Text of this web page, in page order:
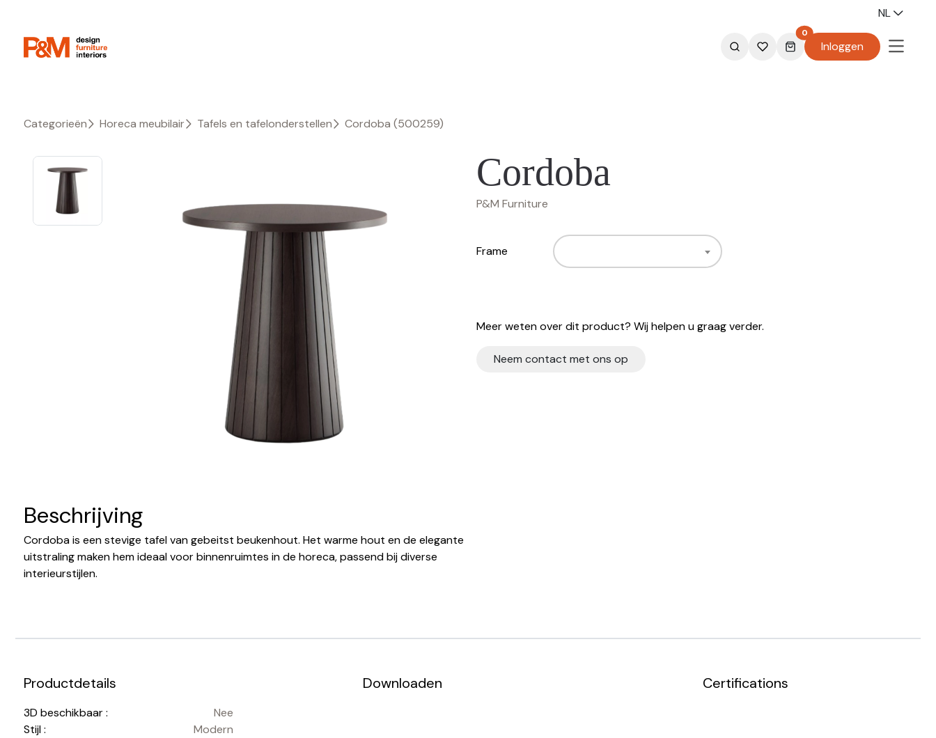
NL
0
Inloggen
Categorieën Horeca meubilair Tafels en tafelonderstellen Cordoba (500259)
Cordoba
P&M Furniture
Frame
Meer weten over dit product? Wij helpen u graag verder.
Neem contact met ons op
Beschrijving
Cordoba is een stevige tafel van gebeitst beukenhout. Het warme hout en de elegante
uitstraling maken hem ideaal voor binnenruimtes in de horeca, passend bij diverse
interieurstijlen.
Productdetails
3D beschikbaar :
Nee
Stijl :
Modern
Downloaden Certifications